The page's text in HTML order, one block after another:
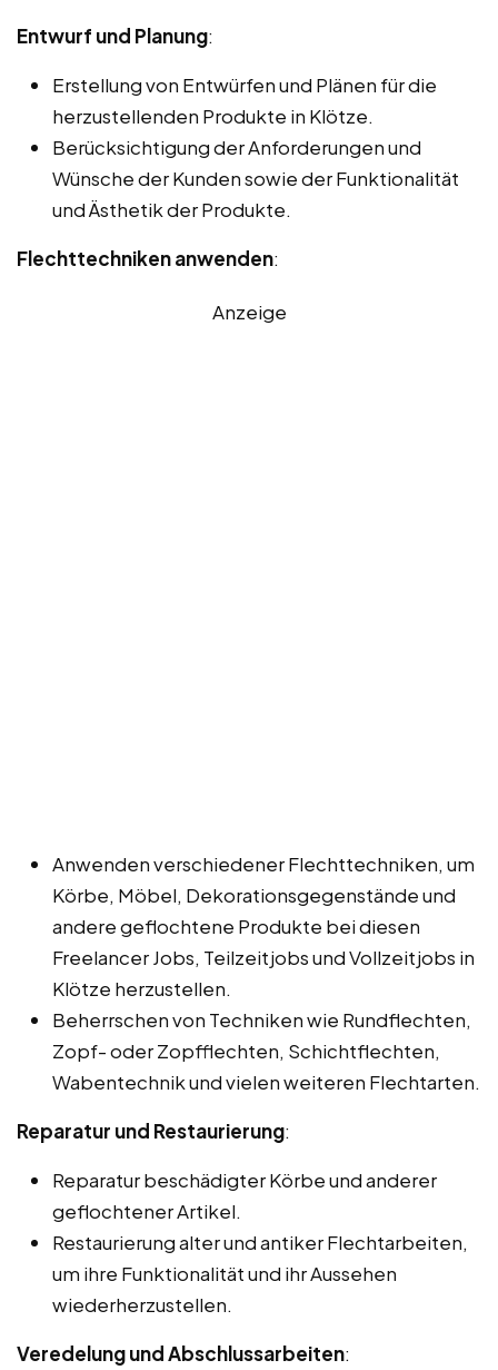
Entwurf und Planung:
Erstellung von Entwürfen und Plänen für die
herzustellenden Produkte in Klötze.
Berücksichtigung der Anforderungen und
Wünsche der Kunden sowie der Funktionalität
und Ästhetik der Produkte.
Flechttechniken anwenden:
Anzeige
Anwenden verschiedener Flechttechniken, um
Körbe, Möbel, Dekorationsgegenstände und
andere geflochtene Produkte bei diesen
Freelancer Jobs, Teilzeitjobs und Vollzeitjobs in
Klötze herzustellen.
Beherrschen von Techniken wie Rundflechten,
Zopf- oder Zopfflechten, Schichtflechten,
Wabentechnik und vielen weiteren Flechtarten.
Reparatur und Restaurierung:
Reparatur beschädigter Körbe und anderer
geflochtener Artikel.
Restaurierung alter und antiker Flechtarbeiten,
um ihre Funktionalität und ihr Aussehen
wiederherzustellen.
Veredelung und Abschlussarbeiten: